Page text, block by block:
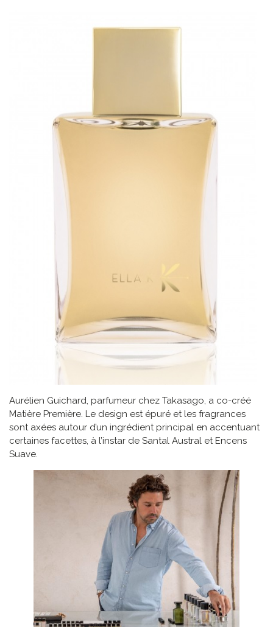
Aurélien Guichard, parfumeur chez Takasago, a co-créé
Matière Première. Le design est épuré et les fragrances
sont axées autour d’un ingrédient principal en accentuant
certaines facettes, à l’instar de Santal Austral et Encens
Suave.